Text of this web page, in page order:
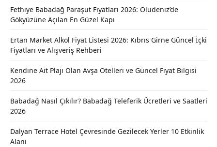
Fethiye Babadağ Paraşüt Fiyatları 2026: Ölüdeniz’de
Gökyüzüne Açılan En Güzel Kapı
Ertan Market Alkol Fiyat Listesi 2026: Kıbrıs Girne Güncel İçki
Fiyatları ve Alışveriş Rehberi
Kendine Ait Plajı Olan Avşa Otelleri ve Güncel Fiyat Bilgisi
2026
Babadağ Nasıl Çıkılır? Babadağ Teleferik Ücretleri ve Saatleri
2026
Dalyan Terrace Hotel Çevresinde Gezilecek Yerler 10 Etkinlik
Alanı